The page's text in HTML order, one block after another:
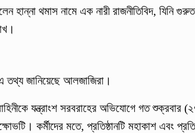
হান্না থমাস নামে এক নারী রাজনীতিবিদ, যিনি
জানিয়েছে আলজাজিরা।
যন্ত্রাংশ সরবরাহের অভিযোগে গত শুক্রবার
কর্মীদের মতে, প্রতিষ্ঠানটি মহাকাশ এবং